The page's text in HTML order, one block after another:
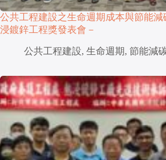
公共工程建設之生命週期成本與節能減
浸鍍鋅工程獎發表會－
公共工程建設, 生命週期, 節能減